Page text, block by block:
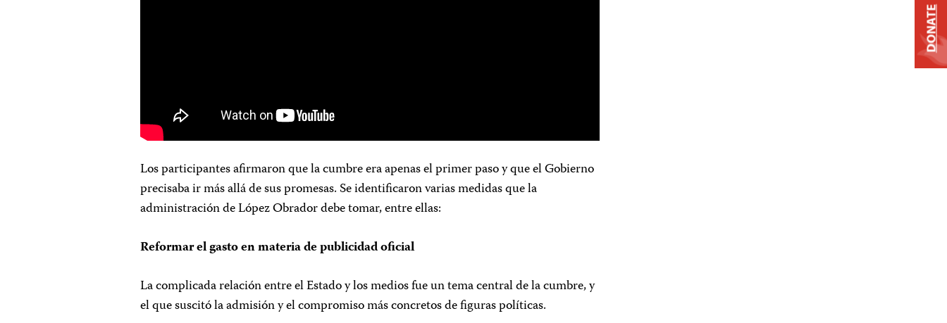
Los participantes afirmaron que la cumbre era apenas el primer paso y que el Gobierno
precisaba ir más allá de sus promesas. Se identificaron varias medidas que la
administración de López Obrador debe tomar, entre ellas:
Reformar el gasto en materia de publicidad oficial
La complicada relación entre el Estado y los medios fue un tema central de la cumbre, y
el que suscitó la admisión y el compromiso más concretos de figuras políticas.
DONATE